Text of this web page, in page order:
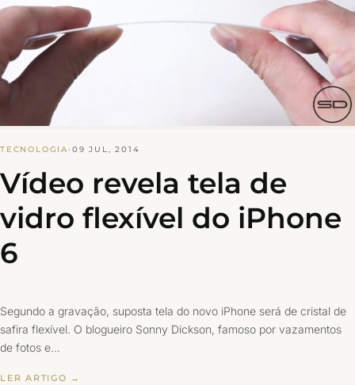
TECNOLOGIA· 09 JUL, 2014
Vídeo revela tela de
vidro flexível do iPhone
6
Segundo a gravação, suposta tela do novo iPhone será de cristal de
safira flexível. O blogueiro Sonny Dickson, famoso por vazamentos
de fotos e…
LER ARTIGO →